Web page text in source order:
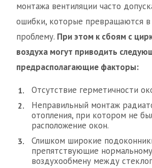
монтажа вентиляции часто
ошибки, которые превращаются в
проблему. При этом к сбоям с
воздуха могут приводить
предрасполагающие факторы:
Отсутствие герметичности
Неправильный монтаж
отопления, при котором не
расположение окон.
Слишком широкие
препятствующие нормальному
воздухообмену между